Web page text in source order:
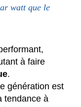
watt que le
à faire
.
génération est
tendance à